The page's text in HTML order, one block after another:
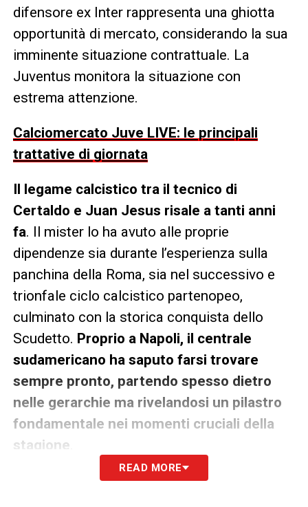
difensore ex Inter rappresenta una ghiotta
opportunità di mercato, considerando la sua
imminente situazione contrattuale. La
Juventus monitora la situazione con
estrema attenzione.
Calciomercato Juve LIVE: le principali
trattative di giornata
Il legame calcistico tra il tecnico di
Certaldo e Juan Jesus risale a tanti anni
fa. Il mister lo ha avuto alle proprie
dipendenze sia durante l’esperienza sulla
panchina della Roma, sia nel successivo e
trionfale ciclo calcistico partenopeo,
culminato con la storica conquista dello
Scudetto. Proprio a Napoli, il centrale
sudamericano ha saputo farsi trovare
sempre pronto, partendo spesso dietro
nelle gerarchie ma rivelandosi un pilastro
fondamentale nei momenti cruciali della
stagione
Attualmente, la situazione legata al suo
READ MORE